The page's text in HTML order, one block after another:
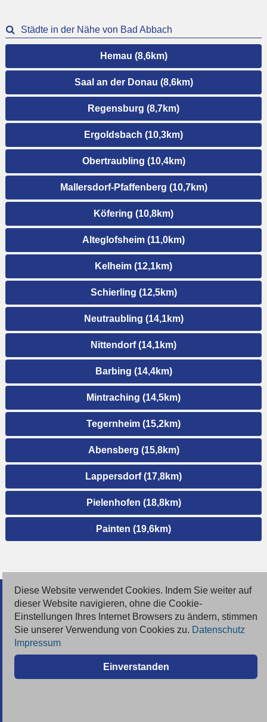
Städte in der Nähe von Bad Abbach
Hemau (8,6km)
Saal an der Donau (8,6km)
Regensburg (8,7km)
Ergoldsbach (10,3km)
Obertraubling (10,4km)
Mallersdorf-Pfaffenberg (10,7km)
Köfering (10,8km)
Alteglofsheim (11,0km)
Kelheim (12,1km)
Schierling (12,5km)
Neutraubling (14,1km)
Nittendorf (14,1km)
Barbing (14,4km)
Mintraching (14,5km)
Tegernheim (15,2km)
Abensberg (15,8km)
Lappersdorf (17,8km)
Pielenhofen (18,8km)
Painten (19,6km)
© 2026 Deutsche Jobmarkt GmbH
Inserieren
Kontakt
AGB
Diese Website verwendet Cookies. Indem Sie weiter auf
dieser Website navigieren, ohne die Cookie-
Einstellungen Ihres Internet Browsers zu ändern, stimmen
Sie unserer Verwendung von Cookies zu. Datenschutz
Impressum
Einverstanden